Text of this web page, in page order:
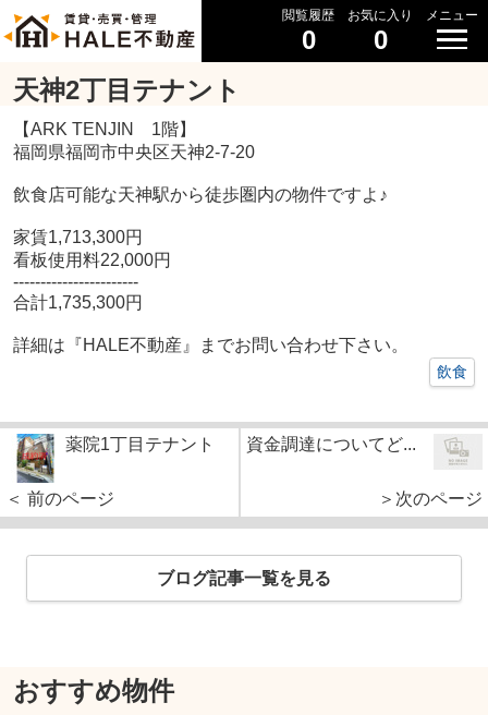
閲覧履歴
0
お気に入り
0
メニュー
天神2丁目テナント
【ARK TENJIN 1階】
福岡県福岡市中央区天神2-7-20
飲食店可能な天神駅から徒歩圏内の物件ですよ♪
家賃1,713,300円
看板使用料22,000円
-----------------------
合計1,735,300円
詳細は『HALE不動産』までお問い合わせ下さい。
飲食
薬院1丁目テナント
＜ 前のページ
資金調達についてど...
＞次のページ
ブログ記事一覧を見る
おすすめ物件